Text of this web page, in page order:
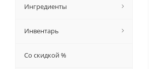
Ингредиенты
Инвентарь
Со скидкой %